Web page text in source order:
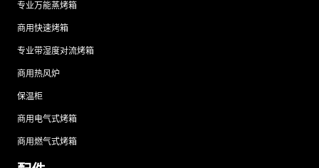
专业万能蒸烤箱
商用快速烤箱
专业带湿度对流烤箱
商用热风炉
保温柜
商用电气式烤箱
商用燃气式烤箱